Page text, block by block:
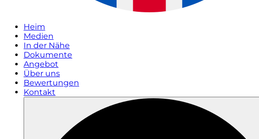
Heim
Medien
In der Nähe
Dokumente
Angebot
Über uns
Bewertungen
Kontakt